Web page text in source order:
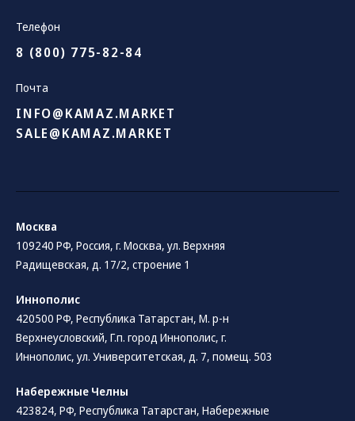
Телефон
8 (800) 775-82-84
Почта
INFO@KAMAZ.MARKET
SALE@KAMAZ.MARKET
Москва
109240 РФ, Россия, г. Москва, ул. Верхняя
Радищевская, д. 17/2, строение 1
Иннополис
420500 РФ, Республика Татарстан, М. р-н
Верхнеусловский, Г.п. город Иннополис, г.
Иннополис, ул. Университетская, д. 7, помещ. 503
Набережные Челны
423824, РФ, Республика Татарстан​, Набережные